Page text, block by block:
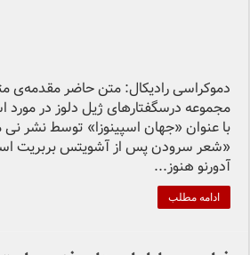
دموکراسی رادیکال: متن حاضر مقدمه‌ی
مجموعه درسگفتارهای ژیل دلوز در مورد
با عنوان «جهان اسپینوزا» توسط نشر
«شعر سرودن پس از آشویتس بربریت
آدورنو هنوز...
ادامه مطلب